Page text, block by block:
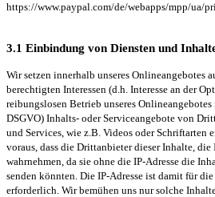
https://www.paypal.com/de/webapps/mpp/ua/
3.1 Einbindung von Diensten und
Wir setzen innerhalb unseres Onlineangebotes
berechtigten Interessen (d.h. Interesse an der
reibungslosen Betrieb unseres
DSGVO) Inhalts- oder Serviceangebote von
und Services, wie z.B. Videos oder Schriftarten
voraus, dass die Drittanbieter dieser Inhalte, die
wahrnehmen, da sie ohne die IP-Adresse die
senden könnten. Die IP-Adresse ist damit für
erforderlich. Wir bemühen uns nur solche